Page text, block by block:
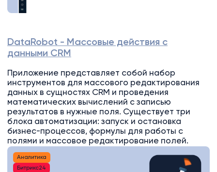
DataRobot - Массовые действия с
данными CRM
Приложение представляет собой набор
инструментов для массового редактирования
данных в сущностях CRM и проведения
математических вычислений с записью
результатов в нужные поля. Существует три
блока автоматизации: запуск и остановка
бизнес-процессов, формулы для работы с
полями и массовое редактирование полей.
Аналитика
Битрикс24